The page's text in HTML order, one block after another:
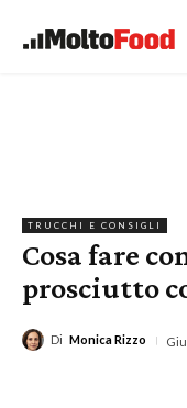
TRUCCHI E CONSIGLI
Cosa fare
prosciutto
Di Monica Rizzo